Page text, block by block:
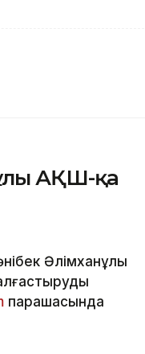
АҚШ-қа
Әлімханұлы
парақшасында